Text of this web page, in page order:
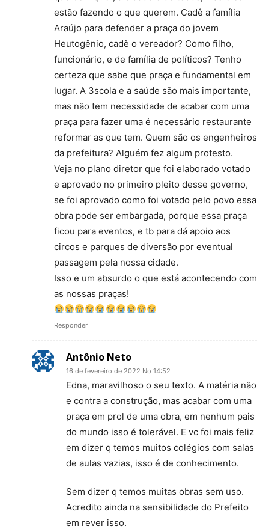
estão fazendo o que querem. Cadê a família
Araújo para defender a praça do jovem
Heutogênio, cadê o vereador? Como filho,
funcionário, e de família de políticos? Tenho
certeza que sabe que praça e fundamental em
lugar. A 3scola e a saúde são mais importante,
mas não tem necessidade de acabar com uma
praça para fazer uma é necessário restaurante
reformar as que tem. Quem são os engenheiros
da prefeitura? Alguém fez algum protesto.
Veja no plano diretor que foi elaborado votado
e aprovado no primeiro pleito desse governo,
se foi aprovado como foi votado pelo povo essa
obra pode ser embargada, porque essa praça
ficou para eventos, e tb para dá apoio aos
circos e parques de diversão por eventual
passagem pela nossa cidade.
Isso e um absurdo o que está acontecendo com
as nossas praças!
Responder
Antônio Neto
16 de fevereiro de 2022 No 14:52
Edna, maravilhoso o seu texto. A matéria não
e contra a construção, mas acabar com uma
praça em prol de uma obra, em nenhum pais
do mundo isso é tolerável. E vc foi mais feliz
em dizer q temos muitos colégios com salas
de aulas vazias, isso é de conhecimento.
Sem dizer q temos muitas obras sem uso.
Acredito ainda na sensibilidade do Prefeito
em rever isso.